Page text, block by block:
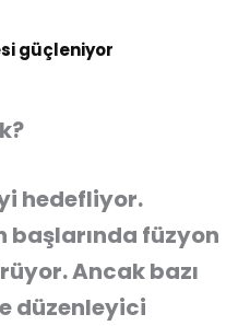
güçleniyor
hedefliyor.
başlarında füzyon
Ancak bazı
düzenleyici